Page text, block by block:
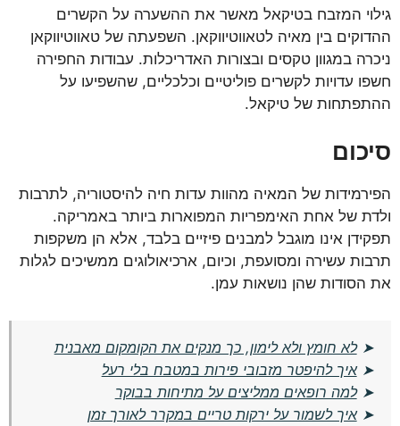
גילוי המזבח בטיקאל מאשר את ההשערה על הקשרים
ההדוקים בין מאיה לטאווטיווקאן. השפעתה של טאווטיווקאן
ניכרה במגוון טקסים ובצורות האדריכלות. עבודות החפירה
חשפו עדויות לקשרים פוליטיים וכלכליים, שהשפיעו על
ההתפתחות של טיקאל.
סיכום
הפירמידות של המאיה מהוות עדות חיה להיסטוריה, לתרבות
ולדת של אחת האימפריות המפוארות ביותר באמריקה.
תפקידן אינו מוגבל למבנים פיזיים בלבד, אלא הן משקפות
תרבות עשירה ומסועפת, וכיום, ארכיאולוגים ממשיכים לגלות
את הסודות שהן נושאות עמן.
➤לא חומץ ולא לימון, כך מנקים את הקומקום מאבנית
➤איך להיפטר מזבובי פירות במטבח בלי רעל
➤למה רופאים ממליצים על מתיחות בבוקר
➤איך לשמור על ירקות טריים במקרר לאורך זמן